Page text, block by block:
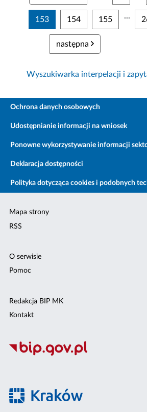
153 154 155 ...
następna
Wyszukiwarka interpelacji i
Ochrona danych osobowych
Udostępnianie informacji na wniosek
Ponowne wykorzystywanie informacji
Deklaracja dostępności
Polityka dotycząca cookies i podobnych
Mapa strony
RSS
O serwisie
Pomoc
Redakcja BIP MK
Kontakt